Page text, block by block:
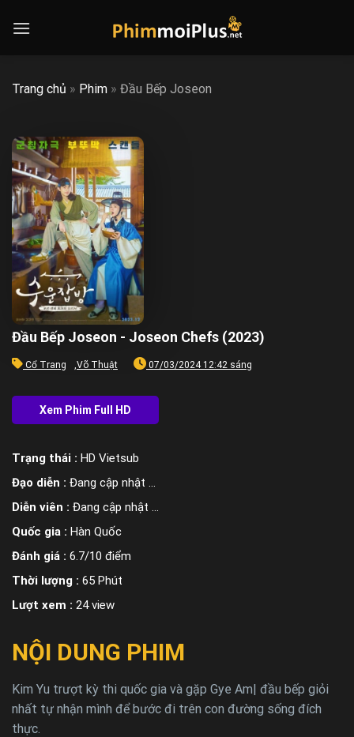
Trang chủ » Phim » Đầu Bếp Joseon
Đầu Bếp Joseon - Joseon Chefs (2023)
Cổ Trang Võ Thuật 07/03/2024 12:42 sáng
Trạng thái : HD Vietsub
Đạo diễn : Đang cập nhật ...
Diễn viên : Đang cập nhật ...
Quốc gia : Hàn Quốc
Đánh giá : 6.7/10 điểm
Thời lượng : 65 Phút
Lượt xem : 24 view
NỘI DUNG PHIM
Kim Yu trượt kỳ thi quốc gia và gặp Gye Am| đầu bếp giỏi
nhất tự nhận mình để bước đi trên con đường sống đích
thực.